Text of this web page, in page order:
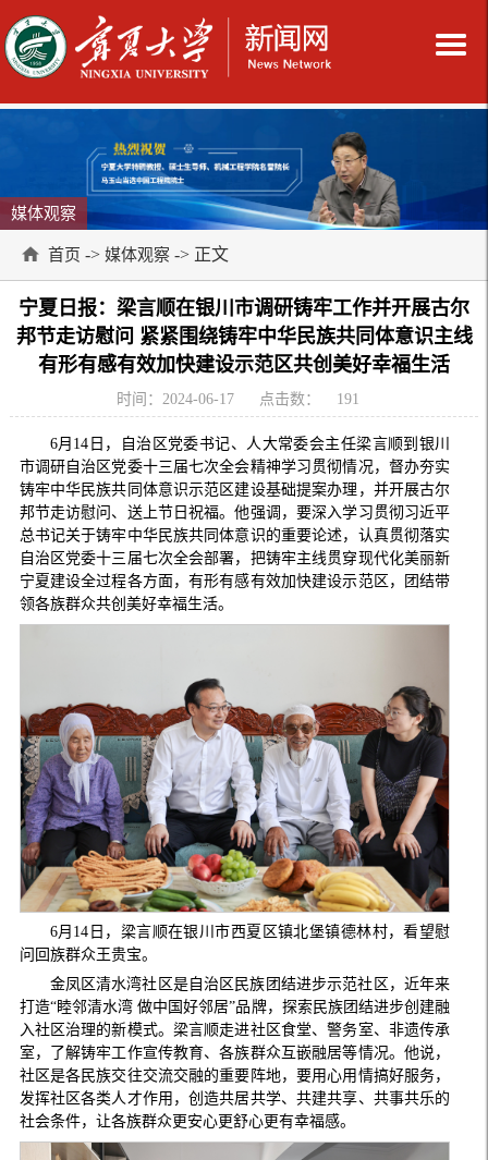
媒体观察
首页 -> 媒体观察 -> 正文
宁夏日报：梁言顺在银川市调研铸牢工作并开展古尔
邦节走访慰问 紧紧围绕铸牢中华民族共同体意识主线
有形有感有效加快建设示范区共创美好幸福生活
时间：2024-06-17 点击数： 191
6月14日，自治区党委书记、人大常委会主任梁言顺到银川
市调研自治区党委十三届七次全会精神学习贯彻情况，督办夯实
铸牢中华民族共同体意识示范区建设基础提案办理，并开展古尔
邦节走访慰问、送上节日祝福。他强调，要深入学习贯彻习近平
总书记关于铸牢中华民族共同体意识的重要论述，认真贯彻落实
自治区党委十三届七次全会部署，把铸牢主线贯穿现代化美丽新
宁夏建设全过程各方面，有形有感有效加快建设示范区，团结带
领各族群众共创美好幸福生活。
6月14日，梁言顺在银川市西夏区镇北堡镇德林村，看望慰
问回族群众王贵宝。
金凤区清水湾社区是自治区民族团结进步示范社区，近年来
打造“睦邻清水湾 做中国好邻居”品牌，探索民族团结进步创建融
入社区治理的新模式。梁言顺走进社区食堂、警务室、非遗传承
室，了解铸牢工作宣传教育、各族群众互嵌融居等情况。他说，
社区是各民族交往交流交融的重要阵地，要用心用情搞好服务，
发挥社区各类人才作用，创造共居共学、共建共享、共事共乐的
社会条件，让各族群众更安心更舒心更有幸福感。